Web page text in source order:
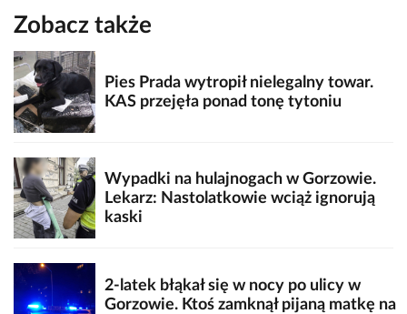
Zobacz także
Pies Prada wytropił nielegalny towar.
KAS przejęła ponad tonę tytoniu
Wypadki na hulajnogach w Gorzowie.
Lekarz: Nastolatkowie wciąż ignorują
kaski
2-latek błąkał się w nocy po ulicy w
Gorzowie. Ktoś zamknął pijaną matkę na